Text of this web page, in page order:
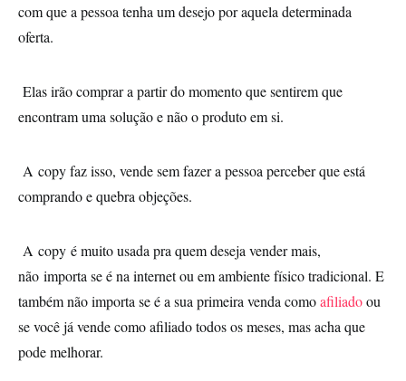
com que a pessoa tenha um desejo por aquela determinada
oferta.
Elas irão comprar a partir do momento que sentirem que
encontram uma solução e não o produto em si.
A copy faz isso, vende sem fazer a pessoa perceber que está
comprando e quebra objeções.
A copy é muito usada pra quem deseja vender mais,
não importa se é na internet ou em ambiente físico tradicional. E
também não importa se é a sua primeira venda comoafiliadoou
se você já vende como afiliado todos os meses, mas acha que
pode melhorar.